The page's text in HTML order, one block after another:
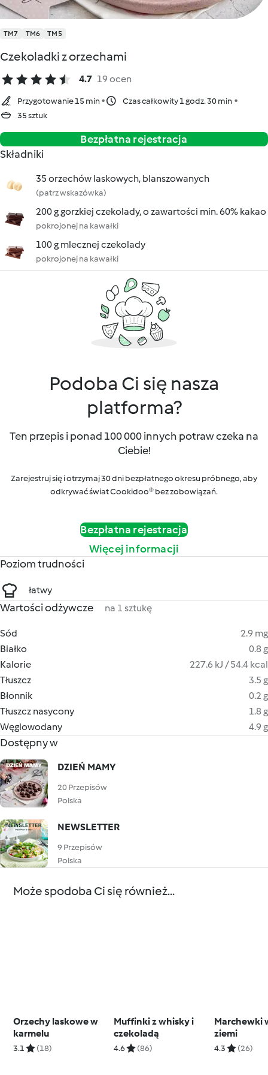
TM7 TM6 TM5
Czekoladki z orzechami
4.7 19 ocen
Przygotowanie 15 min
Czas całkowity 1 godz. 30 min
35 sztuk
Bezpłatna rejestracja
Składniki
35 orzechów laskowych, blanszowanych
(patrz wskazówka)
200 g gorzkiej czekolady, o zawartości min. 60% kakao
pokrojonej na kawałki
100 g mlecznej czekolady
pokrojonej na kawałki
Podoba Ci się nasza
platforma?
Ten przepis i ponad 100 000 innych potraw czeka na
Ciebie!
Zarejestruj się i otrzymaj 30 dni bezpłatnego okresu próbnego, aby
odkrywać świat Cookidoo® bez zobowiązań.
Bezpłatna rejestracja
Więcej informacji
Poziom trudności
łatwy
Wartości odżywcze na 1 sztukę
Sód
2.9 mg
Białko
0.8 g
Kalorie
227.6 kJ / 54.4 kcal
Tłuszcz
3.5 g
Błonnik
0.2 g
Tłuszcz nasycony
1.8 g
Węglowodany
4.9 g
Dostępny w
DZIEŃ MAMY
20 Przepisów
Polska
NEWSLETTER
9 Przepisów
Polska
Może spodoba Ci się również...
Orzechy laskowe w
karmelu
3.1 (18)
Muffinki z whisky i
czekoladą
4.6 (86)
Marchewki
ziemi
4.3 (26)